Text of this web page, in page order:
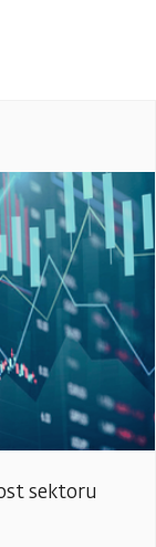
sektoru